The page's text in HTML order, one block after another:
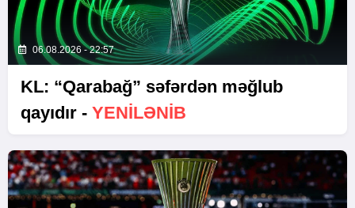
06.08.2026 - 22:57
KL: “Qarabağ” səfərdən məğlub
qayıdır - YENİLƏNİB